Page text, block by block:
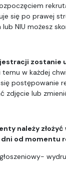
się po prawej
lub NIU możesz
zostanie
temu w każdej
postępowanie
zdjęcie lub
należy
dni od momentu